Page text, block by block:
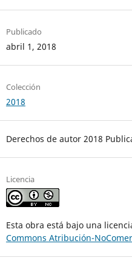
Publicado
abril 1, 2018
Colección
2018
Derechos de autor 2018
Licencia
Esta obra está bajo una
Commons Atribución-